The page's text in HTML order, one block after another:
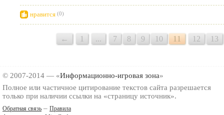
нравится (0)
← 1 ... 7 8 9 10 11 12 13
© 2007-2014 — «Информационно-игровая зона»
Полное или частичное цитирование текстов сайта разрешается
только при наличии ссылки на «страницу источник».
Обратная связь – Правила